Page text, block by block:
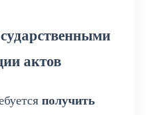
актов
получить